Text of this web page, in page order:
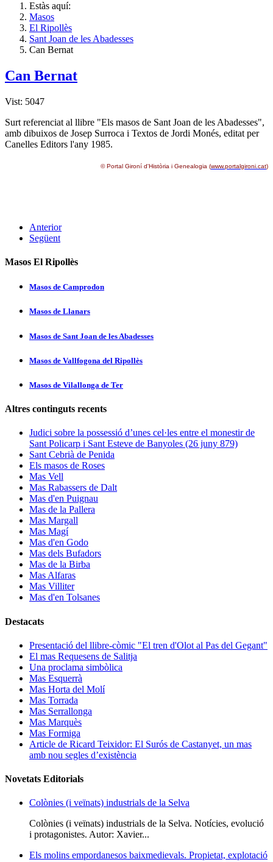
Estàs aquí:
Masos
El Ripollès
Sant Joan de les Abadesses
Can Bernat
Can Bernat
Vist: 5047
Surt referenciat al llibre "Els masos de Sant Joan de les Abadesses",
amb dibuixos de Josep Surroca i Textos de Jordi Monés, editat per
Canelles Editors l'any 1985.
© Portal Gironí­ d'Història i Genealogia (www.portalgironi.cat)
Anterior
Següent
Masos El Ripollès
Masos de Camprodon
Masos de Llanars
Masos de Sant Joan de les Abadesses
Masos de Vallfogona del Ripollès
Masos de Vilallonga de Ter
Altres continguts recents
Judici sobre la possessió d’unes cel·les entre el monestir de
Sant Policarp i Sant Esteve de Banyoles (26 juny 879)
Sant Cebrià de Penida
Els masos de Roses
Mas Vell
Mas Rabassers de Dalt
Mas d'en Puignau
Mas de la Pallera
Mas Margall
Mas Magí
Mas d'en Godo
Mas dels Bufadors
Mas de la Birba
Mas Alfaras
Mas Villiter
Mas d'en Tolsanes
Destacats
Presentació del llibre-còmic "El tren d'Olot al Pas del Gegant"
El mas Requesens de Salitja
Una proclama simbòlica
Mas Esquerrà
Mas Horta del Molí
Mas Torrada
Mas Serrallonga
Mas Marquès
Mas Formiga
Article de Ricard Teixidor: El Surós de Castanyet, un mas
amb nou segles d’existència
Novetats Editorials
Colònies (i veïnats) industrials de la Selva
Colònies (i veïnats) industrials de la Selva. Notícies, evolució
i protagonistes. Autor: Xavier...
Els molins empordanesos baixmedievals. Propietat, explotació